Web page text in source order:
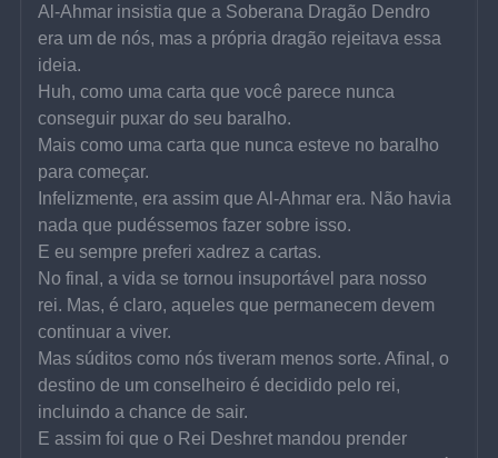
Al-Ahmar insistia que a Soberana Dragão Dendro
era um de nós, mas a própria dragão rejeitava essa
ideia.
Huh, como uma carta que você parece nunca
conseguir puxar do seu baralho.
Mais como uma carta que nunca esteve no baralho
para começar.
Infelizmente, era assim que Al-Ahmar era. Não havia
nada que pudéssemos fazer sobre isso.
E eu sempre preferi xadrez a cartas.
No final, a vida se tornou insuportável para nosso
rei. Mas, é claro, aqueles que permanecem devem
continuar a viver.
Mas súditos como nós tiveram menos sorte. Afinal, o
destino de um conselheiro é decidido pelo rei,
incluindo a chance de sair.
E assim foi que o Rei Deshret mandou prender